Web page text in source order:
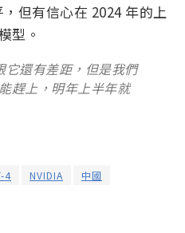
但有信心在 2024 年的上
型。
它還有差距，但是我們
趕上，明年上半年就
4 NVIDIA 中國